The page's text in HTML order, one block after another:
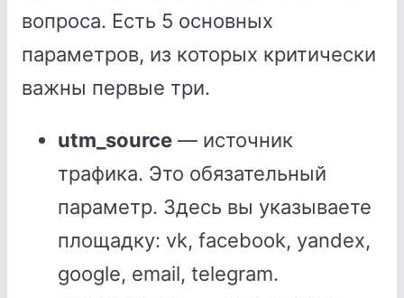
вопроса. Есть 5 основных
параметров, из которых критически
важны первые три.
utm_source — источник
трафика. Это обязательный
параметр. Здесь вы указываете
площадку: vk, facebook, yandex,
google, email, telegram.